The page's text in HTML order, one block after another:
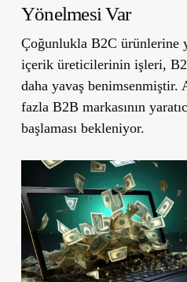
Yönelmesi Var
Çoğunlukla B2C ürünlerine
içerik üreticilerinin işleri,
daha yavaş benimsenmiştir.
fazla B2B markasının
başlaması bekleniyor.